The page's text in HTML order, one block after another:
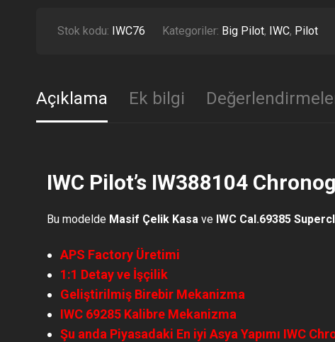
Stok kodu: IWC76 Kategoriler: Big Pilot, IWC, Pilot
Açıklama Ek bilgi
IWC Pilot’s IW388104
Bu modelde Masif Çelik Kasave IWC Cal.69385
APS Factory Üretimi
1:1 Detay ve İşçilik
Geliştirilmiş Birebir Mekanizma
IWC 69285 Kalibre Mekanizma
Şu anda Piyasadaki En iyi Asya Yapımı IWC